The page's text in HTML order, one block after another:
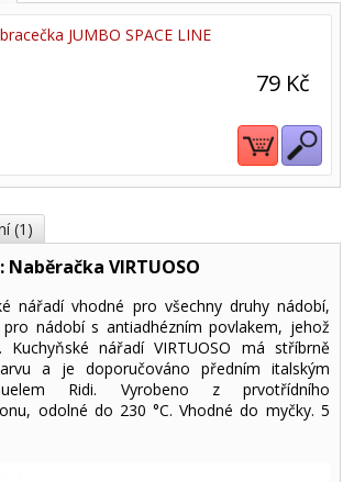
JUMBO SPACE LINE
79 Kč
(1)
VIRTUOSO
nářadí vhodné pro všechny druhy nádobí,
nádobí s antiadhézním povlakem, jehož
Kuchyňské nářadí VIRTUOSO má stříbrně
a je doporučováno předním italským
Ridi. Vyrobeno z prvotřídního
odolné do 230 °C. Vhodné do myčky. 5